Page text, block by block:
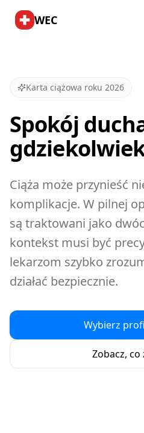
WEC
Karta ciążowa roku 2026
Spokój
Ciąża może przynieść
komplikacje. W pilnej
są traktowani jako
kontekst musi być
lekarzom szybko
działać bezpiecznie.
Wybierz
Zobacz, co